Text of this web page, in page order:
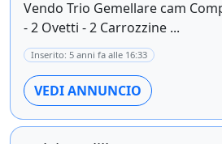
Vendo Trio Gemellare cam
- 2 Ovetti - 2 Carrozzine ...
Inserito: 5 anni fa alle 16:33
VEDI ANNUNCIO